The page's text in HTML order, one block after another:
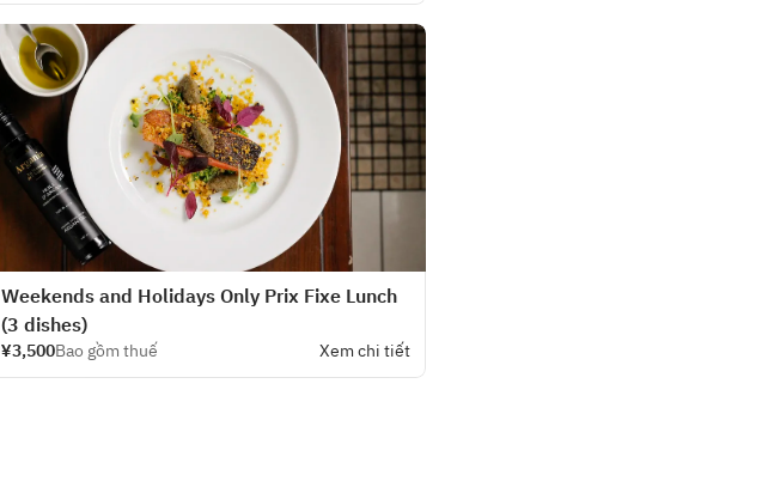
Weekends and Holidays Only Prix Fixe Lunch
(3 dishes)
¥3,500Bao gồm thuế Xem chi tiết